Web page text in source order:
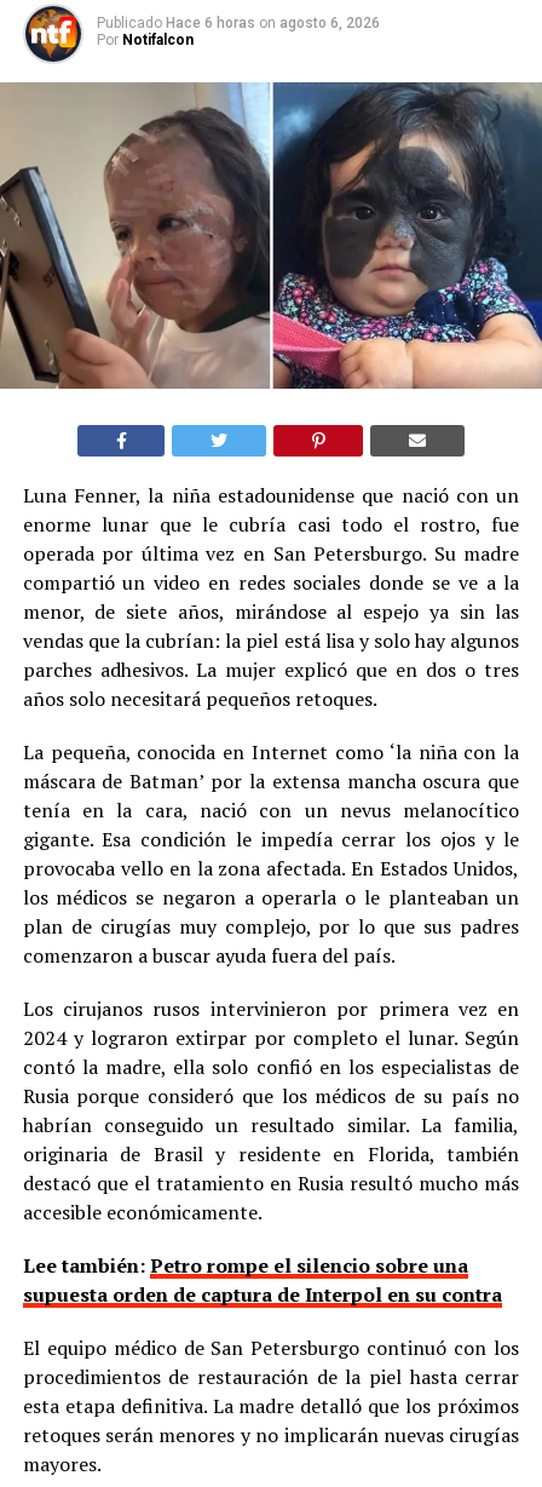
Publicado Hace 6 horas on agosto 6, 2026
Por Notifalcon
Luna Fenner, la niña estadounidense que nació con un
enorme lunar que le cubría casi todo el rostro, fue
operada por última vez en San Petersburgo. Su madre
compartió un video en redes sociales donde se ve a la
menor, de siete años, mirándose al espejo ya sin las
vendas que la cubrían: la piel está lisa y solo hay algunos
parches adhesivos. La mujer explicó que en dos o tres
años solo necesitará pequeños retoques.
La pequeña, conocida en Internet como ‘la niña con la
máscara de Batman’ por la extensa mancha oscura que
tenía en la cara, nació con un nevus melanocítico
gigante. Esa condición le impedía cerrar los ojos y le
provocaba vello en la zona afectada. En Estados Unidos,
los médicos se negaron a operarla o le planteaban un
plan de cirugías muy complejo, por lo que sus padres
comenzaron a buscar ayuda fuera del país.
Los cirujanos rusos intervinieron por primera vez en
2024 y lograron extirpar por completo el lunar. Según
contó la madre, ella solo confió en los especialistas de
Rusia porque consideró que los médicos de su país no
habrían conseguido un resultado similar. La familia,
originaria de Brasil y residente en Florida, también
destacó que el tratamiento en Rusia resultó mucho más
accesible económicamente.
Lee también:Petro rompe el silencio sobre una
supuesta orden de captura de Interpol en su contra
El equipo médico de San Petersburgo continuó con los
procedimientos de restauración de la piel hasta cerrar
esta etapa definitiva. La madre detalló que los próximos
retoques serán menores y no implicarán nuevas cirugías
mayores.